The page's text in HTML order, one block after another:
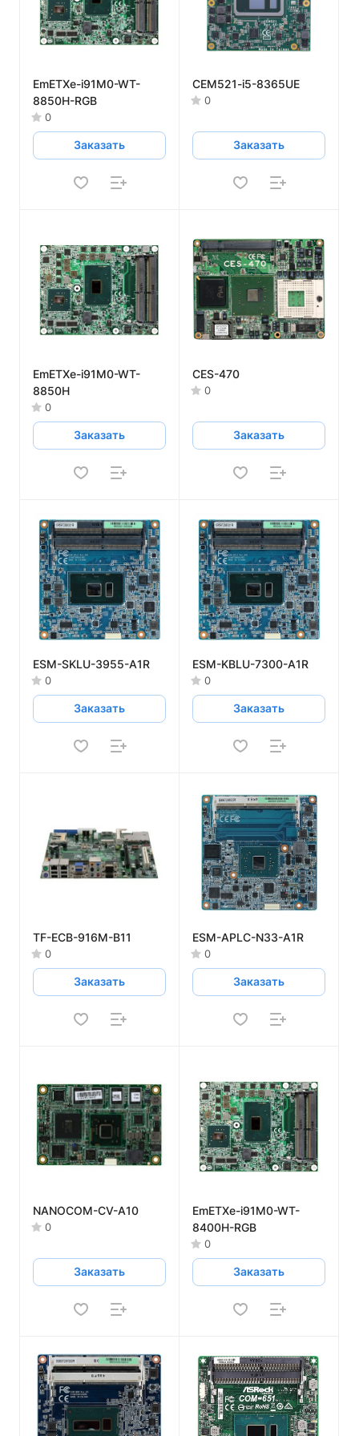
EmETXe-i91M0-WT-
8850H-RGB
0
Заказать
CEM521-i5-8365UE
0
Заказать
EmETXe-i91M0-WT-
8850H
0
Заказать
CES-470
0
Заказать
ESM-SKLU-3955-A1R
0
Заказать
ESM-KBLU-7300-A1R
0
Заказать
TF-ECB-916M-B11
0
Заказать
ESM-APLC-N33-A1R
0
Заказать
NANOCOM-CV-A10
0
Заказать
EmETXe-i91M0-WT-
8400H-RGB
0
Заказать